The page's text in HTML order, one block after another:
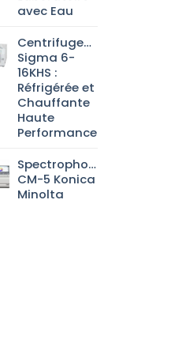
avec Eau
Centrifugeuse
Sigma 6-
16KHS :
Réfrigérée et
Chauffante
Haute
Performance
Spectrophotomètre
CM-5 Konica
Minolta